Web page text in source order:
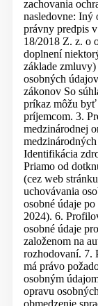
zachovania
nasledovne: Iný
právny predpis
18/2018 Z. z. o
doplnení
základe
osobných
zákonov So
príkaz môžu byť
príjemcom. 3.
medzinárodnej
Identifikácia
Priamo od
(cez web
uchovávania
osobné údaje
2024). 6.
osobné údaje
založenom na
rozhodovaní. 7.
má právo
osobným
opravu